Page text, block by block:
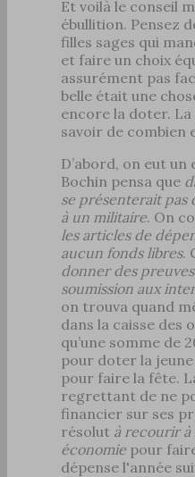
Et voilà le conseil
ébullition. Pensez
filles sages qui
et faire un choix
assurément pas
belle était une
encore la doter.
savoir de combien
D’abord, on eut
Bochin pensa que
se présenterait pas
à un militaire. On
les articles de
aucun fonds libres.
donner des
soumission aux
on trouva quand
dans la caisse des
qu’une somme de
pour doter la
pour faire la fête.
regrettant de ne
financier sur ses
résolut à recourir à
économie pour
dépense l'année